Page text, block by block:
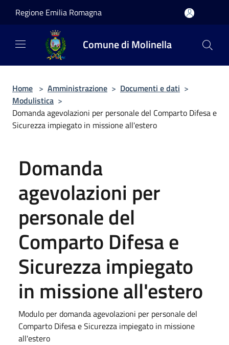
Regione Emilia Romagna
Comune di Molinella
Home > Amministrazione > Documenti e dati >
Modulistica >
Domanda agevolazioni per personale del Comparto Difesa e
Sicurezza impiegato in missione all'estero
Domanda
agevolazioni per
personale del
Comparto Difesa e
Sicurezza impiegato
in missione all'estero
Modulo per domanda agevolazioni per personale del
Comparto Difesa e Sicurezza impiegato in missione
all'estero